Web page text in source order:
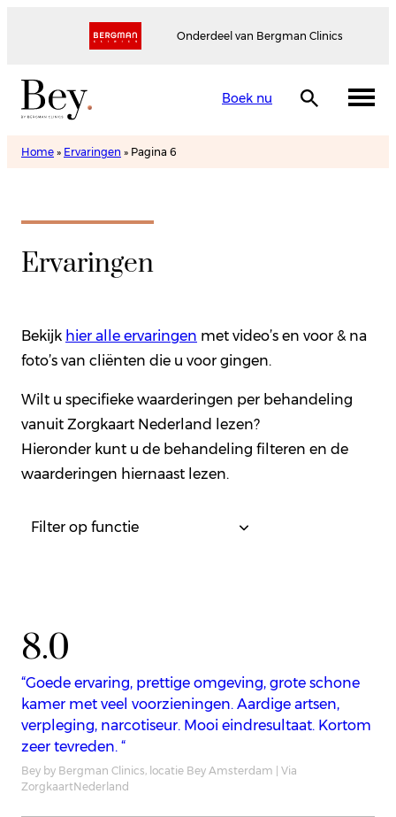
Onderdeel van Bergman Clinics
Boek nu
Home » Ervaringen » Pagina 6
Ervaringen
Bekijk hier alle ervaringen met video’s en voor & na
foto’s van cliënten die u voor gingen.
Wilt u specifieke waarderingen per behandeling
vanuit Zorgkaart Nederland lezen?
Hieronder kunt u de behandeling filteren en de
waarderingen hiernaast lezen.
8.0
“Goede ervaring, prettige omgeving, grote schone
kamer met veel voorzieningen. Aardige artsen,
verpleging, narcotiseur. Mooi eindresultaat. Kortom
zeer tevreden. “
Bey by Bergman Clinics, locatie Bey Amsterdam | Via
ZorgkaartNederland